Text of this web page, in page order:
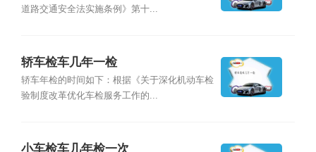
道路交通安全法实施条例》第十...
轿车检车几年一检
轿车年检的时间如下：根据《关于深化机动车检
验制度改革优化车检服务工作的...
小车检车几年检一次